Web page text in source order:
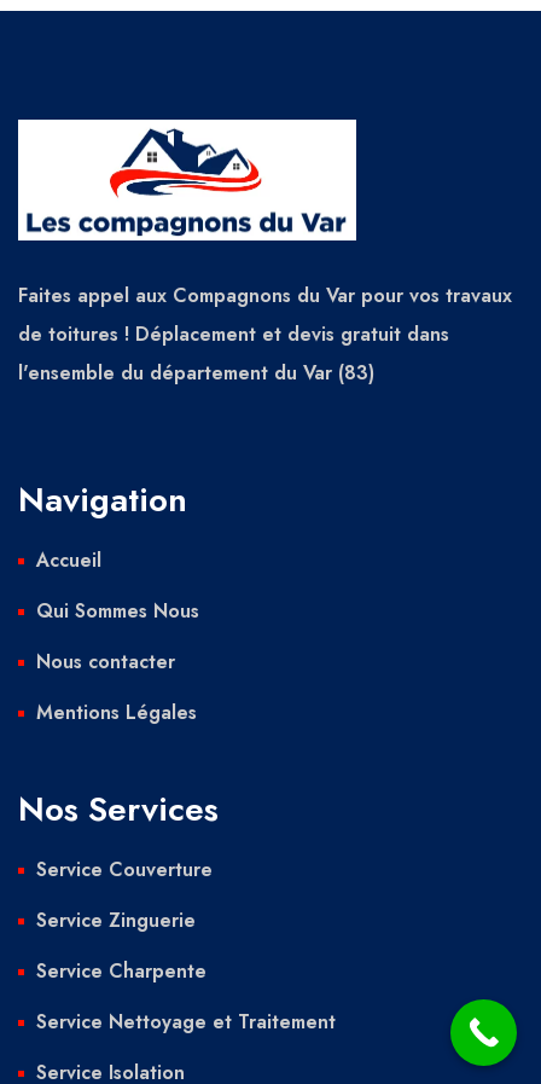
Faites appel aux Compagnons du Var pour vos travaux
de toitures ! Déplacement et devis gratuit dans
l'ensemble du département du Var (83)
Navigation
Accueil
Qui Sommes Nous
Nous contacter
Mentions Légales
Nos Services
Service Couverture
Service Zinguerie
Service Charpente
Service Nettoyage et Traitement
Service Isolation